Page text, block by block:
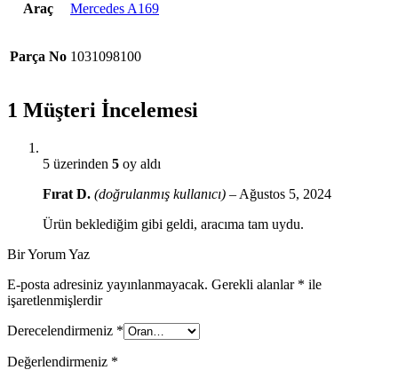
Araç Mercedes A169
Parça No 1031098100
1 Müşteri İncelemesi
5 üzerinden 5 oy aldı
Fırat D. (doğrulanmış kullanıcı) – Ağustos 5, 2024
Ürün beklediğim gibi geldi, aracıma tam uydu.
Bir Yorum Yaz
E-posta adresiniz yayınlanmayacak. Gerekli alanlar * ile
işaretlenmişlerdir
Derecelendirmeniz *
Değerlendirmeniz *